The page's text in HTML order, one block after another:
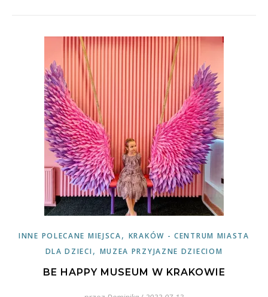
INNE POLECANE MIEJSCA, KRAKÓW - CENTRUM MIASTA
DLA DZIECI, MUZEA PRZYJAZNE DZIECIOM
BE HAPPY MUSEUM W KRAKOWIE